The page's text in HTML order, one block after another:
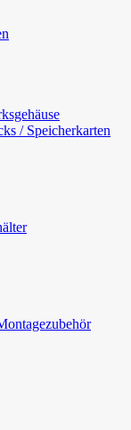
/ Speicherkarten